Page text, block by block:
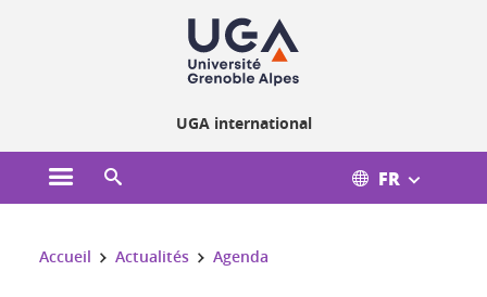
UGA international
Ouvrir le menu principal FR
Vous êtes ici :
Accueil Actualités Agenda